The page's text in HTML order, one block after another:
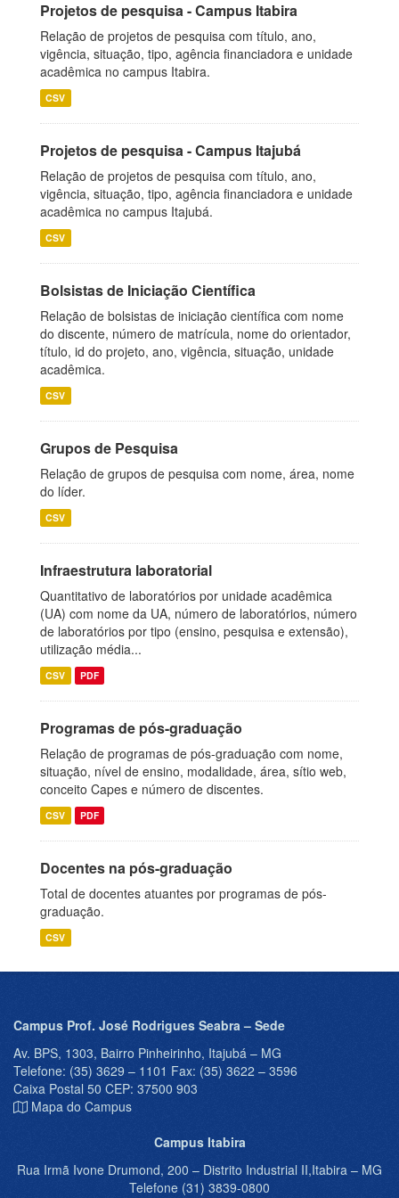
Projetos de pesquisa - Campus Itabira
Relação de projetos de pesquisa com título, ano,
vigência, situação, tipo, agência financiadora e unidade
acadêmica no campus Itabira.
CSV
Projetos de pesquisa - Campus Itajubá
Relação de projetos de pesquisa com título, ano,
vigência, situação, tipo, agência financiadora e unidade
acadêmica no campus Itajubá.
CSV
Bolsistas de Iniciação Científica
Relação de bolsistas de iniciação científica com nome
do discente, número de matrícula, nome do orientador,
título, id do projeto, ano, vigência, situação, unidade
acadêmica.
CSV
Grupos de Pesquisa
Relação de grupos de pesquisa com nome, área, nome
do líder.
CSV
Infraestrutura laboratorial
Quantitativo de laboratórios por unidade acadêmica
(UA) com nome da UA, número de laboratórios, número
de laboratórios por tipo (ensino, pesquisa e extensão),
utilização média...
CSV PDF
Programas de pós-graduação
Relação de programas de pós-graduação com nome,
situação, nível de ensino, modalidade, área, sítio web,
conceito Capes e número de discentes.
CSV PDF
Docentes na pós-graduação
Total de docentes atuantes por programas de pós-
graduação.
CSV
Campus Prof. José Rodrigues Seabra – Sede
Av. BPS, 1303, Bairro Pinheirinho, Itajubá – MG
Telefone: (35) 3629 – 1101 Fax: (35) 3622 – 3596
Caixa Postal 50 CEP: 37500 903
Mapa do Campus
Campus Itabira
Rua Irmã Ivone Drumond, 200 – Distrito Industrial II,Itabira – MG
Telefone (31) 3839-0800